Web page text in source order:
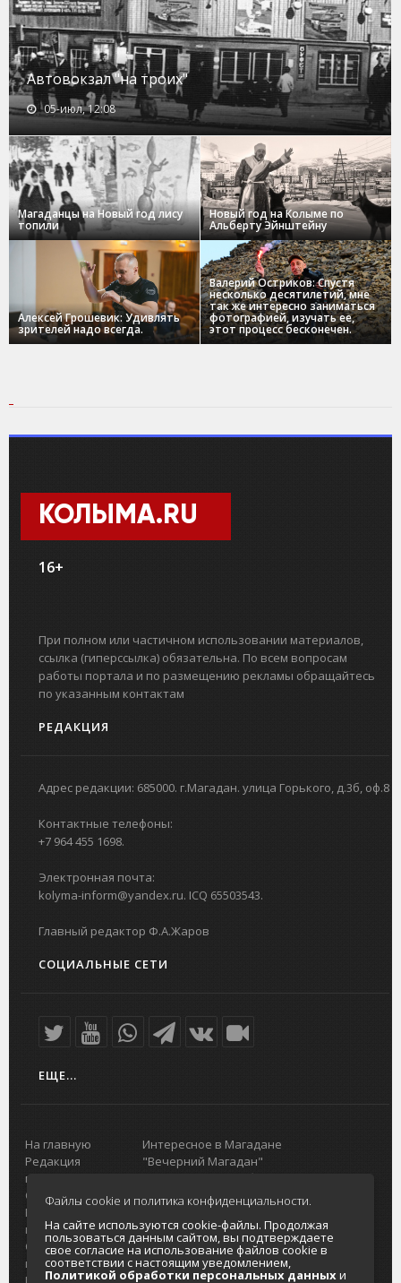
Автовокзал "на троих"
05-июл, 12:08
Магаданцы на Новый год лису
топили
Новый год на Колыме по
Альберту Эйнштейну
Алексей Грошевик: Удивлять
зрителей надо всегда.
Валерий Остриков: Спустя
несколько десятилетий, мне
так же интересно заниматься
фотографией, изучать ее,
этот процесс бесконечен.
КОЛЫМА.RU
16+
При полном или частичном использовании материалов,
ссылка (гиперссылка) обязательна. По всем вопросам
работы портала и по размещению рекламы обращайтесь
по указанным контактам
РЕДАКЦИЯ
Адрес редакции: 685000. г.Магадан. улица Горького, д.3б, оф.8
Контактные телефоны:
+7 964 455 1698.
Электронная почта:
kolyma-inform@yandex.ru. ICQ 65503543.
Главный редактор Ф.А.Жаров
СОЦИАЛЬНЫЕ СЕТИ
ЕЩЕ...
На главную
Редакция
портала
О проекте
Реклама на
портале
Отзывы и
предложения
Интересное в Магадане
"Вечерний Магадан"
Городская доска объявлений
Главный туристический портал
Колымы
Политика в отношении обработки
персональных данных
Файлы cookie и политика конфиденциальности.
На сайте используются cookie-файлы. Продолжая
пользоваться данным сайтом, вы подтверждаете
свое согласие на использование файлов cookie в
соответствии с настоящим уведомлением,
Политикой обработки персональных данныхи